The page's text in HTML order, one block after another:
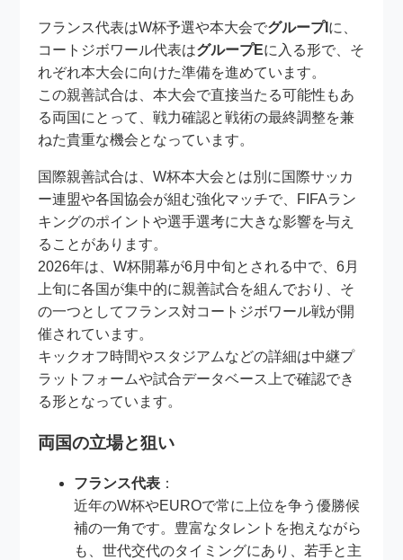
フランス代表はW杯予選や本大会でグループI に、
コートジボワール代表はグループEに入る形で、そ
れぞれ本大会に向けた準備を進めています。
この親善試合は、本大会で直接当たる可能性もあ
る両国にとって、戦力確認と戦術の最終調整を兼
ねた貴重な機会となっています。
国際親善試合は、W杯本大会とは別に国際サッカ
ー連盟や各国協会が組む強化マッチで、FIFAラン
キングのポイントや選手選考に大きな影響を与え
ることがあります。
2026年は、W杯開幕が6月中旬とされる中で、6月
上旬に各国が集中的に親善試合を組んでおり、そ
の一つとしてフランス対コートジボワール戦が開
催されています。
キックオフ時間やスタジアムなどの詳細は中継プ
ラットフォームや試合データベース上で確認でき
る形となっています。
両国の立場と狙い
フランス代表 ：
近年のW杯やEUROで常に上位を争う優勝候
補の一角です。豊富なタレントを抱えながら
も、世代交代のタイミングにあり、若手と主